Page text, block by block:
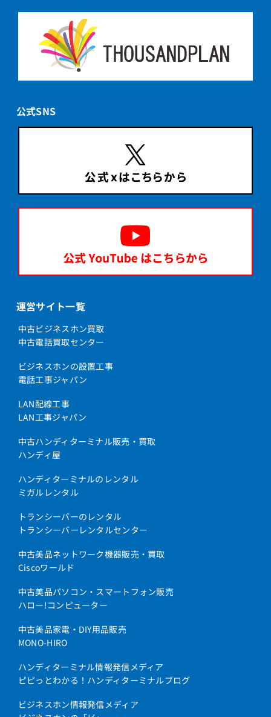
公式SNS
運営サイト一覧
中古ビジネスホン買取
中古電話買取センター
ビジネスホンの設置工事
電話工事ジャパン
LAN配線工事
LAN工事ジャパン
中古ハンディターミナル販売・買取
ハンディ屋
ハンディターミナルのレンタル
ミガルレンタル
トランシーバーのレンタル
トランシーバーレンタルセンター
中古美品ネットワーク機器販売・買取
Ciscoワールド
中古美品パソコン・スマートフォン販売
ハロー!コンピューター
中古美品家電・DIY用品販売
MONO-HIRO
ハンディターミナル情報発信メディア
ピピっとわかる！ハンディターミナルブログ
ビジネスホン情報発信メディア